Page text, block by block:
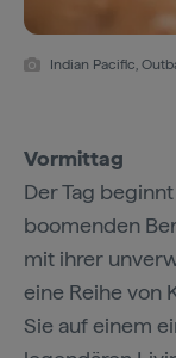
Indian Pacific,
Vormittag
Der Tag
boomenden
mit ihrer
eine Reihe von
Sie auf einem